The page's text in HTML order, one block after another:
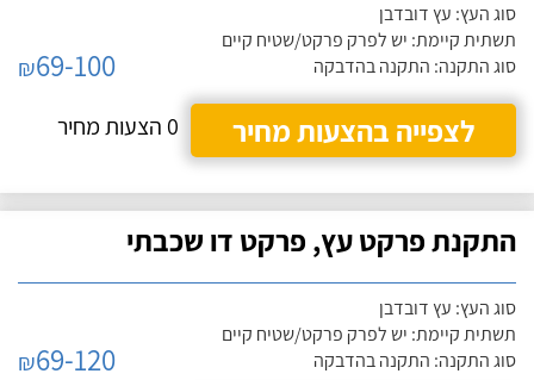
סוג העץ: עץ דובדבן
תשתית קיימת: יש לפרק פרקט/שטיח קיים
סוג התקנה: התקנה בהדבקה
₪69-100
לצפייה בהצעות מחיר
0 הצעות מחיר
התקנת פרקט עץ, פרקט דו שכבתי
סוג העץ: עץ דובדבן
תשתית קיימת: יש לפרק פרקט/שטיח קיים
סוג התקנה: התקנה בהדבקה
₪69-120